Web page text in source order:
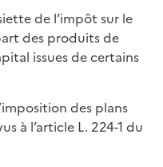
de l’impôt sur le
des produits de
issues de certains
des plans
à l’article L. 224-1 du